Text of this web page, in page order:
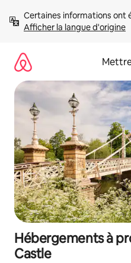
directement
Afficher la langue d'origine
Hébergements à
Castle